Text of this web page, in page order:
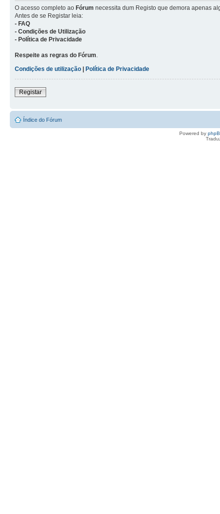
O acesso completo ao Fórum necessita dum Registo que demora apenas
Antes de se Registar leia:
- FAQ
- Condições de Utilização
- Política de Privacidade
Respeite as regras do Fórum
Condições de utilização | Política de Privacidade
Registar
Índice do Fórum
Powered by